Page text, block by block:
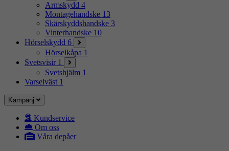
Armskydd 4
Montagehandske 13
Skärskyddshandske 3
Vinterhandske 10
Hörselskydd 6
Hörselkåpa 1
Svetsvisir 1
Svetshjälm 1
Varselväst 1
Kampanj
Kundservice
Om oss
Våra depåer